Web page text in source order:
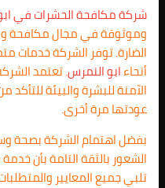
شركة مكافحة الحشرات في
وموثوقة في مجال مكافحة
الضارة. توفر الشركة خدمات
أنحاءابو النمرس. تعتمد
الآمنة للبشرة والبيئة
عودتها مرة أخرى.
بفضل اهتمام الشركة بصحة
الشعور بالثقة التامة بأن
تلبي جميع المعايير